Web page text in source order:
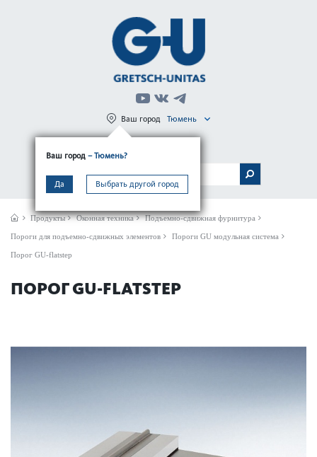
Ваш город – Тюмень?
Да Выбрать другой город
Ваш город Тюмень
МЕНЮ
Продукты Оконная техника Подъемно-сдвижная фурнитура
Пороги для подъемно-сдвижных элементов Пороги GU модульная система
Порог GU-flatstep
ПОРОГ GU-FLATSTEP